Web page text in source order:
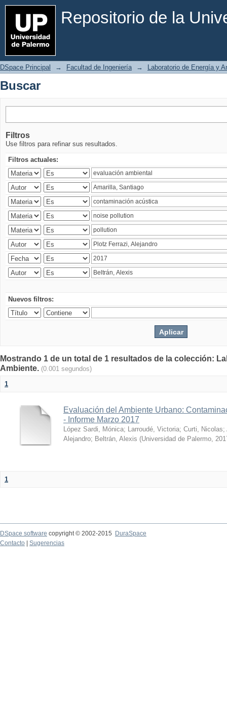
Repositorio de la
Buscar
DSpace Principal → Facultad de Ingeniería → Laboratorio de Energía y
Buscar
Filtros
Use filtros para refinar sus resultados.
Filtros actuales:
Nuevos filtros:
Mostrando 1 de un total de 1 resultados de la colección:
Ambiente. (0.001 segundos)
1
Evaluación del Ambiente Urbano:
- Informe Marzo 2017
López Sardi, Mónica; Larroudé, Victoria; Curti, Nicolas;
Alejandro; Beltrán, Alexis (Universidad de Palermo,
1
DSpace software copyright © 2002-2015
DuraSpace
Contacto
Sugerencias